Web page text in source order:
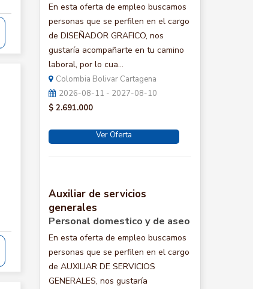
En esta oferta de empleo buscamos
personas que se perfilen en el cargo
de DISEÑADOR GRAFICO, nos
gustaría acompañarte en tu camino
laboral, por lo cua...
Colombia Bolivar Cartagena
2026-08-11 - 2027-08-10
$ 2.691.000
Ver Oferta
Auxiliar de servicios
generales
Personal domestico y de aseo
En esta oferta de empleo buscamos
personas que se perfilen en el cargo
de AUXILIAR DE SERVICIOS
GENERALES, nos gustaría